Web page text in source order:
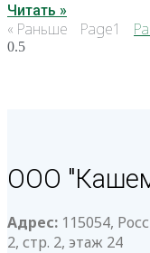
Читать »
« Раньше Page1
ООО
Адрес: 115054,
2, стр. 2, этаж 24